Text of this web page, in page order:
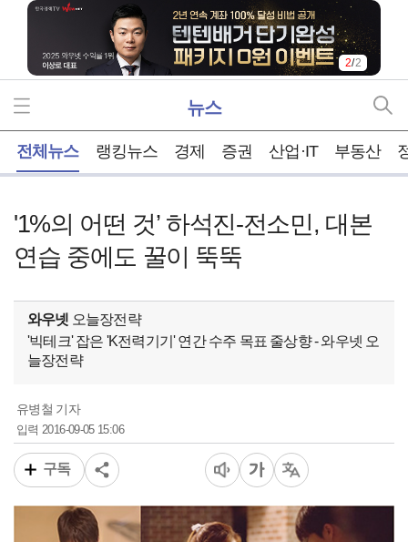
1/2
뉴스
전체뉴스 랭킹뉴스 경제 증권 산업·IT 부동산
'1%의 어떤 것’ 하석진-전소민, 대본
연습 중에도 꿀이 뚝뚝
와우넷 오늘장전략
'빅테크' 잡은 'K전력기기' 연간 수주 목표 줄상향 - 와우넷 오
늘장전략
유병철 기자
입력 2016-09-05 15:06
구독